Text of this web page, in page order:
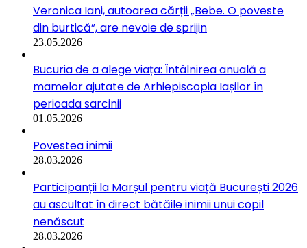
Veronica Iani, autoarea cărții „Bebe. O poveste
din burtică”, are nevoie de sprijin
23.05.2026
Bucuria de a alege viața: Întâlnirea anuală a
mamelor ajutate de Arhiepiscopia Iașilor în
perioada sarcinii
01.05.2026
Povestea inimii
28.03.2026
Participanții la Marșul pentru viață București 2026
au ascultat în direct bătăile inimii unui copil
nenăscut
28.03.2026